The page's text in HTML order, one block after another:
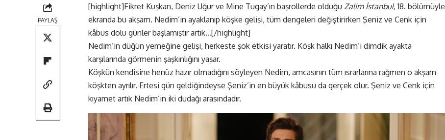
PAYLAŞ
[highlight]Fikret Kuşkan, Deniz Uğur ve Mine Tugay’ın başrollerde olduğu Zalim İstanbul, 18. bölümüyle
ekranda bu akşam. Nedim’in ayaklanıp köşke gelişi, tüm dengeleri değiştirirken Şeniz ve Cenk için
kâbus dolu günler başlamıştır artık…[/highlight]
Nedim’in düğün yemeğine gelişi, herkeste şok etkisi yaratır. Köşk halkı Nedim’i dimdik ayakta
karşılarında görmenin şaşkınlığını yaşar.
Köşkün kendisine henüz hazır olmadığını söyleyen Nedim, amcasının tüm ısrarlarına rağmen o akşam
köşkten ayrılır. Ertesi gün geldiğindeyse Şeniz’in en büyük kâbusu da gerçek olur. Şeniz ve Cenk için
kıyamet artık Nedim’in iki dudağı arasındadır.